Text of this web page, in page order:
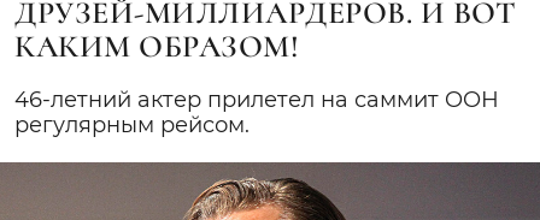
ДРУЗЕЙ-МИЛЛИАРДЕРОВ. И ВОТ
КАКИМ ОБРАЗОМ!
46-летний актер прилетел на саммит OOН
регулярным рейсом.